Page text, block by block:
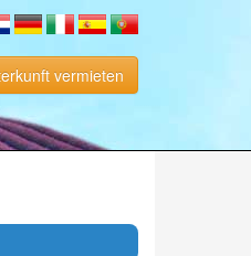
vermieten